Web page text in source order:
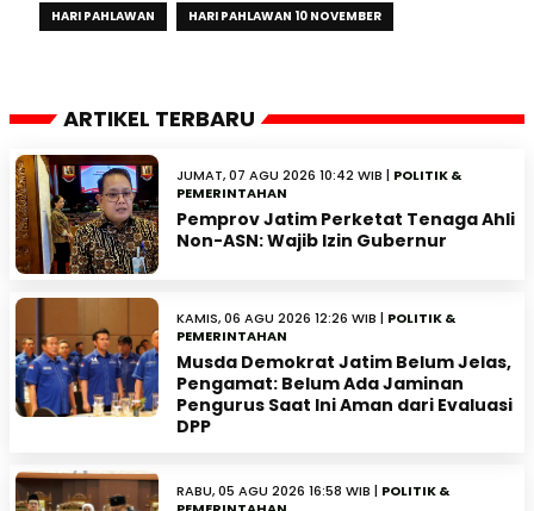
HARI PAHLAWAN HARI PAHLAWAN 10 NOVEMBER
ARTIKEL TERBARU
JUMAT, 07 AGU 2026 10:42 WIB | POLITIK &
PEMERINTAHAN
Pemprov Jatim Perketat Tenaga Ahli
Non-ASN: Wajib Izin Gubernur
KAMIS, 06 AGU 2026 12:26 WIB | POLITIK &
PEMERINTAHAN
Musda Demokrat Jatim Belum Jelas,
Pengamat: Belum Ada Jaminan
Pengurus Saat Ini Aman dari Evaluasi
DPP
RABU, 05 AGU 2026 16:58 WIB | POLITIK &